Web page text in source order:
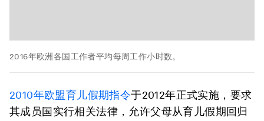
2016年欧洲各国工作者平均每周工作小时数。
2010年欧盟育儿假期指令于2012年正式实施，要求
其成员国实行相关法律，允许父母从育儿假期回归